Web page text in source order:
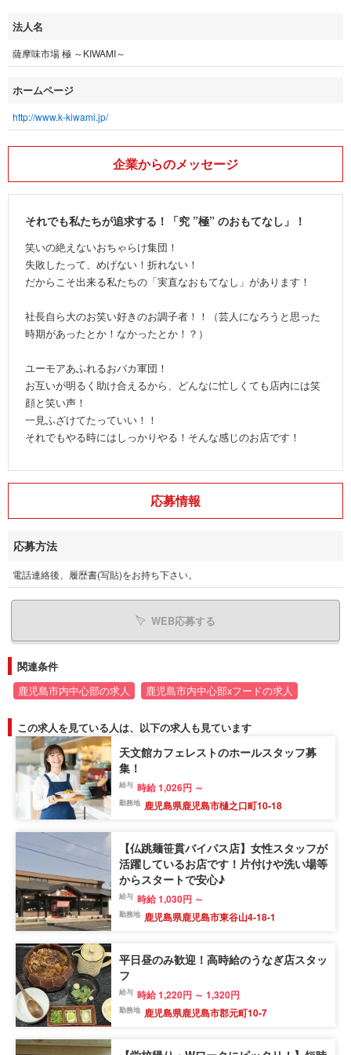
法人名
薩摩味市場 極 ～KIWAMI～
ホームページ
http://www.k-kiwami.jp/
企業からのメッセージ
それでも私たちが追求する！「究 ”極” のおもてなし」！
笑いの絶えないおちゃらけ集団！
失敗したって、めげない！折れない！
だからこそ出来る私たちの「実直なおもてなし」があります！
社長自ら大のお笑い好きのお調子者！！（芸人になろうと思った
時期があったとか！なかったとか！？）
ユーモアあふれるおバカ軍団！
お互いが明るく助け合えるから、どんなに忙しくても店内には笑
顔と笑い声！
一見ふざけてたっていい！！
それでもやる時にはしっかりやる！そんな感じのお店です！
応募情報
応募方法
電話連絡後、履歴書(写貼)をお持ち下さい。
WEB応募する
関連条件
鹿児島市内中心部の求人 鹿児島市内中心部xフードの求人
この求人を見ている人は、以下の求人も見ています
天文館カフェレストのホールスタッフ募
集！
給与 時給 1,026円 ～
勤務地 鹿児島県鹿児島市樋之口町10-18
【仏跳麺笹貫バイパス店】女性スタッフが
活躍しているお店です！片付けや洗い場等
からスタートで安心♪
給与 時給 1,030円 ～
勤務地 鹿児島県鹿児島市東谷山4-18-1
平日昼のみ歓迎！高時給のうなぎ店スタッ
フ
給与 時給 1,220円 ～ 1,320円
勤務地 鹿児島県鹿児島市郡元町10-7